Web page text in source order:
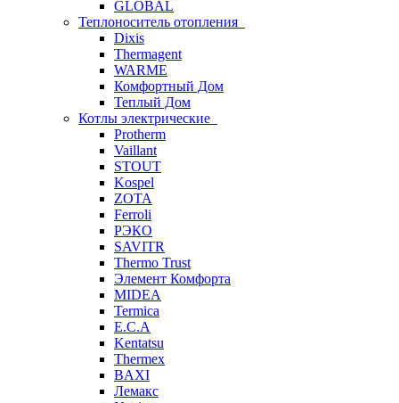
GLOBAL
Теплоноситель отопления
Dixis
Thermagent
WARME
Комфортный Дом
Теплый Дом
Котлы электрические
Protherm
Vaillant
STOUT
Kospel
ZOTA
Ferroli
РЭКО
SAVITR
Thermo Trust
Элемент Комфорта
MIDEA
Termica
E.C.A
Kentatsu
Thermex
BAXI
Лемакс